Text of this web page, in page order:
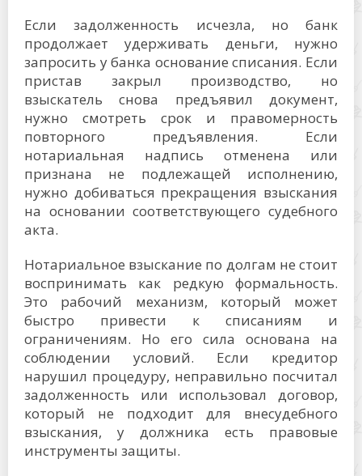
Если задолженность исчезла, но банк
продолжает удерживать деньги, нужно
запросить у банка основание списания. Если
пристав закрыл производство, но
взыскатель снова предъявил документ,
нужно смотреть срок и правомерность
повторного предъявления. Если
нотариальная надпись отменена или
признана не подлежащей исполнению,
нужно добиваться прекращения взыскания
на основании соответствующего судебного
акта.
Нотариальное взыскание по долгам не стоит
воспринимать как редкую формальность.
Это рабочий механизм, который может
быстро привести к списаниям и
ограничениям. Но его сила основана на
соблюдении условий. Если кредитор
нарушил процедуру, неправильно посчитал
задолженность или использовал договор,
который не подходит для внесудебного
взыскания, у должника есть правовые
инструменты защиты.